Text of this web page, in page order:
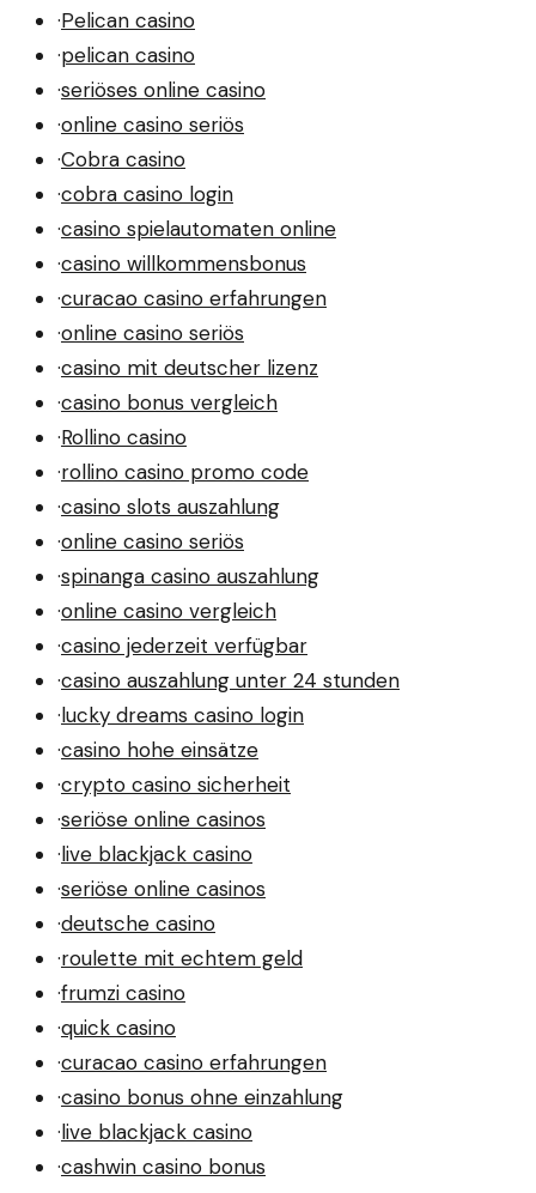
·Pelican casino
·pelican casino
·seriöses online casino
·online casino seriös
·Cobra casino
·cobra casino login
·casino spielautomaten online
·casino willkommensbonus
·curacao casino erfahrungen
·online casino seriös
·casino mit deutscher lizenz
·casino bonus vergleich
·Rollino casino
·rollino casino promo code
·casino slots auszahlung
·online casino seriös
·spinanga casino auszahlung
·online casino vergleich
·casino jederzeit verfügbar
·casino auszahlung unter 24 stunden
·lucky dreams casino login
·casino hohe einsätze
·crypto casino sicherheit
·seriöse online casinos
·live blackjack casino
·seriöse online casinos
·deutsche casino
·roulette mit echtem geld
·frumzi casino
·quick casino
·curacao casino erfahrungen
·casino bonus ohne einzahlung
·live blackjack casino
·cashwin casino bonus